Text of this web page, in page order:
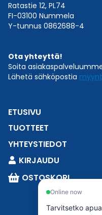
Ratastie 12, PL74
FI-03100 Nummela
Y-tunnus 0862688-4
Ota yhteyttä!
Soita
Lähetä sähköpostia
ETUSIVU
TUOTTEET
YHTEYSTIEDOT
KIRJAUDU
OSTOSKORI
Online now
Tarvitsetko